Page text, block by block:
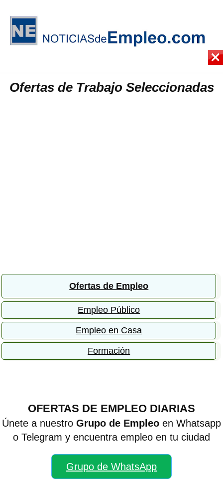
Ofertas de Trabajo Seleccionadas
Ofertas de Empleo
Empleo Público
Empleo en Casa
Formación
OFERTAS DE EMPLEO DIARIAS
Únete a nuestro Grupo de Empleo en Whatsapp
o Telegram y encuentra empleo en tu ciudad
Grupo de WhatsApp